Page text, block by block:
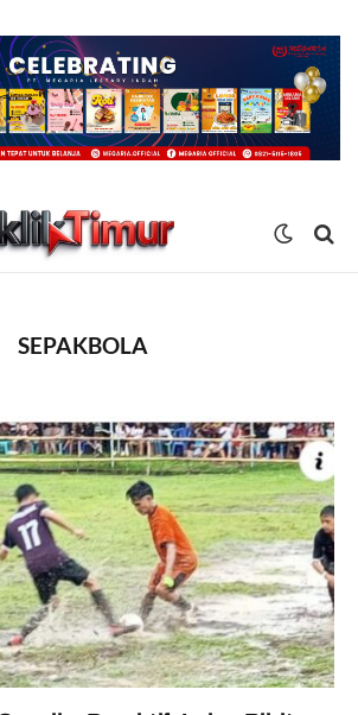
SEPAKBOLA